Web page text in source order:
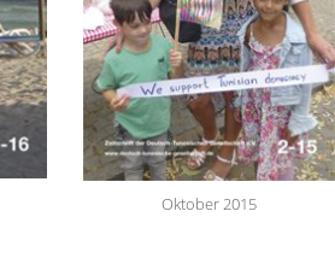
Oktober 2015